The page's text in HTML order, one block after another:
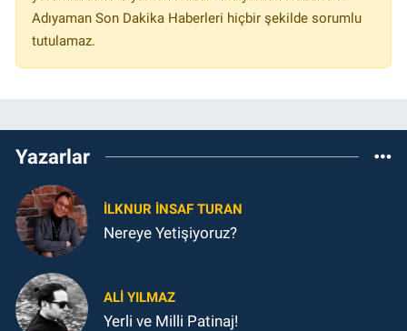
Adıyaman Son Dakika Haberleri hiçbir şekilde sorumlu
tutulamaz.
Yazarlar
İLKNUR İNSAF TURAN
Nereye Yetişiyoruz?
ALI YILMAZ
Yerli ve Milli Patinaj!